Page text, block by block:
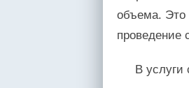
объема. Это
проведение
В услуги